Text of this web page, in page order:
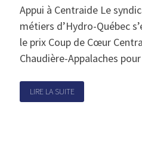
Appui à Centraide Le
métiers d’Hydro-Québec
le prix Coup de Cœur
Chaudière-Appalaches
LIRE LA SUITE